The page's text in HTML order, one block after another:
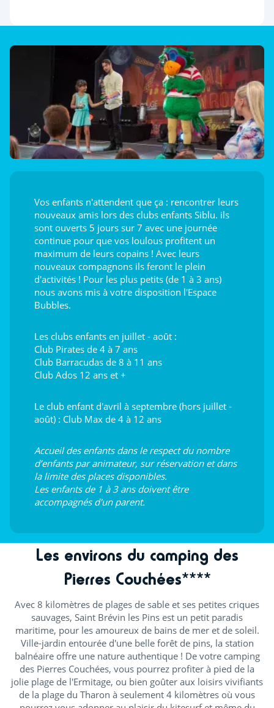
Vos enfants n'attendent que ça : rencontrer leurs
nouveaux amis lors des clubs enfants Siblu. ils
sont ouverts 5 jours sur 7 avec une journée
continue pour que vos loulous profitent un
maximum de leurs copains ! Avec leurs
nouveaux compagnons ils feront le plein
d'activités ! Pour les plus petits (de 1 à 3 ans)
nous avons mis à votre disposition l'Espace
Bubbles.
Les clubs enfants en juillet - août :
Club Pirates de 4 à 7 ans
Club Barracudas de 8 à 11 ans
Club Ados 12 ans et +
Le club enfant d'avril à septembre (hors juillet -
août) : Club Max de 4 à 12 ans
Accueil des enfants dans le respect du nombre
d’enfants par animateur, sur réservation et dans
la limite des places disponibles.
Les enfants de 1 à 3 ans doivent être
accompagnés d'un parent.
Les environs du camping des
Pierres Couchées****
Avec 8 kilomètres de plages de sable et ses petites criques
sauvages, Saint Brévin les Pins est un petit paradis
maritime, pour les amoureux de bains de mer et de soleil.
Ville-jardin entourée d'une belle forêt de pins, la station
balnéaire offre une nature authentique ! De votre camping
des Pierres Couchées, vous pourrez profiter à pied de la
jolie plage de l'Ermitage, ou bien goûter aux loisirs vivifiants
de la plage du Tharon à seulement 4 kilomètres où vous